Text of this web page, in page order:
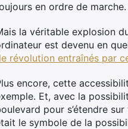
en ordre de
la véritable explosion
est devenu en
révolution entraînés par
encore, cette
Et, avec la
pour s’étendre
le symbole de la